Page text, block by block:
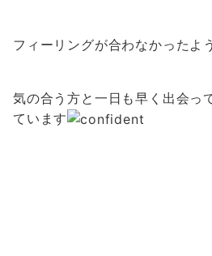
フィーリングが合わなかったよ
気の合う方と一日も早く出会っ
ています